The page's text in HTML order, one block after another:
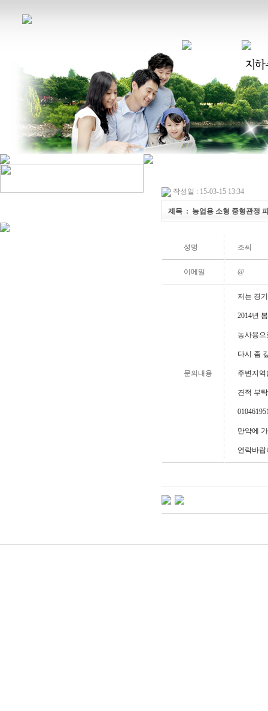
작성일 : 15-03-15 13:34
제목 : 농업용 소형 중형관정
성명 조씨
이메일 @
문의내용
저는 경
2014년
농사용
다시 좀
주변지
견적 부
만약에
연락바랍